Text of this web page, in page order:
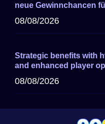
neue Gewinnchancen
08/08/2026
Strategic benefits with
and enhanced player
08/08/2026